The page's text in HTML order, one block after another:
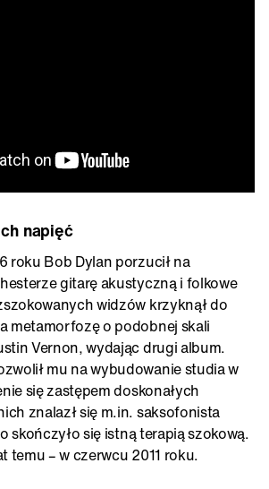
napięć
roku Bob Dylan porzucił na
gitarę akustyczną i folkowe
widzów krzyknął do
metamorfozę o podobnej skali
Vernon, wydając drugi album.
mu na wybudowanie studia w
się zastępem doskonałych
znalazł się m.in. saksofonista
skończyło się istną terapią szokową.
temu – w czerwcu 2011 roku.